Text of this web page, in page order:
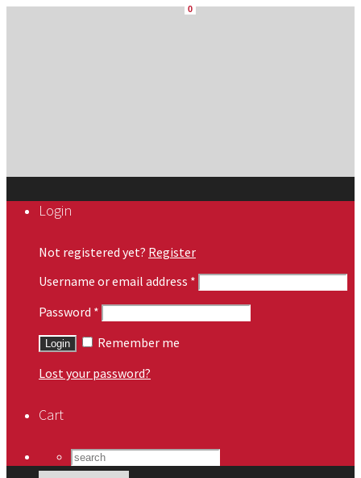
Login
Not registered yet? Register
Username or email address *
Password *
Remember me
Lost your password?
0
Cart